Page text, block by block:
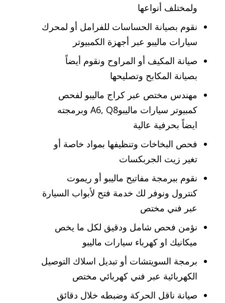
ولمختلف أنواعها
نقوم بصيانة الحساسات للفرامل أو لمحرك
سيارات ماليبو عبر أجهزة الكمبيوتر
صيانة المكيف أو المراوح ونقوم أيضاً
بصيانة المكابح وتصليحها
مهندس مختص عبر كراج ماليبو لفحص
كمبيوتر سيارات ماليبوA6, Q8 وبرمجته
ايضاً بحرفية عالية
فحص البخاخات وتنظيفها بمواد خاصة أو
تغير زيت الجربكسات
نقوم ببرمجة مفاتيح ماليبو أو ريموت
كنترول ونوفر لك خدمة فتح لأبواب السيارة
عبر فني مختص
نؤمن فحص شامل ودقيق لكل ما يخص
ميكانيك او كهرباء سيارات ماليبو
برمجة السويتشات أو تبديل اسلاك التوصيل
الكهربائية عبر فني كهربائي مختص
صيانة ناقل الحركة وضبطه خلال دقائق